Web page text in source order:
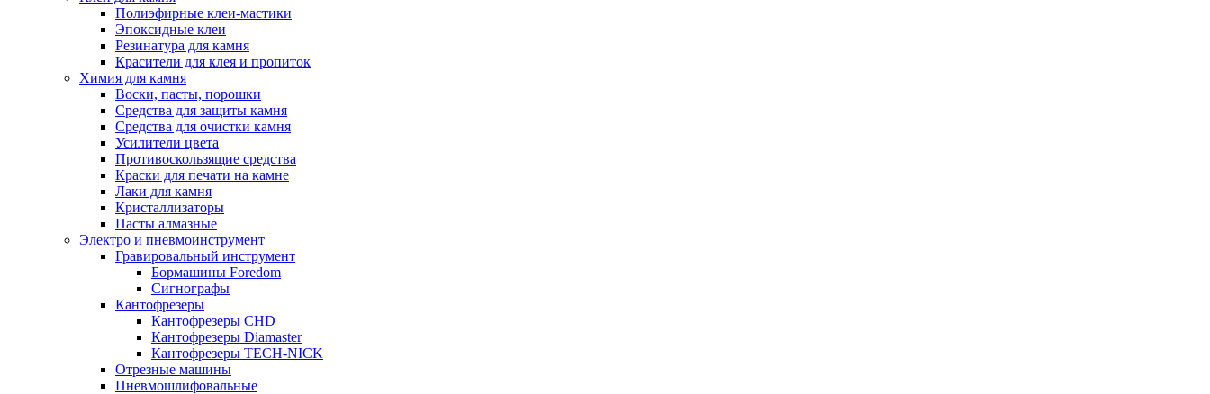
Полиэфирные клеи-мастики
Эпоксидные клеи
Резинатура для камня
Красители для клея и пропиток
Химия для камня
Воски, пасты, порошки
Средства для защиты камня
Средства для очистки камня
Усилители цвета
Противоскользящие средства
Краски для печати на камне
Лаки для камня
Кристаллизаторы
Пасты алмазные
Электро и пневмоинструмент
Гравировальный инструмент
Бормашины Foredom
Сигнографы
Кантофрезеры
Кантофрезеры CHD
Кантофрезеры Diamaster
Кантофрезеры TECH-NICK
Отрезные машины
Пневмошлифовальные